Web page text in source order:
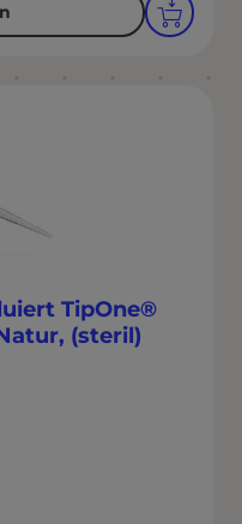
TipOne®
(steril)